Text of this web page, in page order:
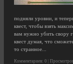
подняли уровни, и
квест, чтобы взять
вам нужно убить свору
квест думая, что
то странное...
Комментариев: 0 |